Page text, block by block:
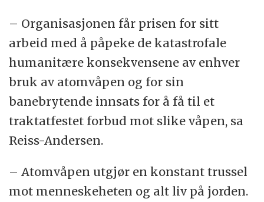
– Organisasjonen får prisen for sitt
arbeid med å påpeke de katastrofale
humanitære konsekvensene av enhver
bruk av atomvåpen og for sin
banebrytende innsats for å få til et
traktatfestet forbud mot slike våpen, sa
Reiss-Andersen.
– Atomvåpen utgjør en konstant trussel
mot menneskeheten og alt liv på jorden.